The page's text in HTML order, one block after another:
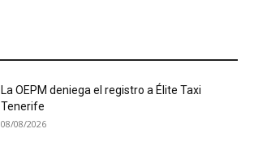
La OEPM deniega el registro a Élite Taxi
Tenerife
08/08/2026